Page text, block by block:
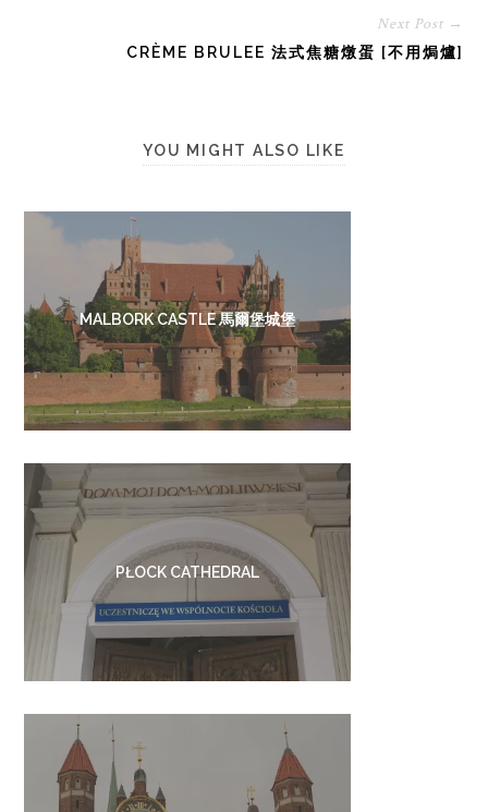
Next Post →
CRÈME BRULEE 法式焦糖燉蛋 [不用焗爐]
YOU MIGHT ALSO LIKE
MALBORK CASTLE 馬爾堡城堡
PŁOCK CATHEDRAL